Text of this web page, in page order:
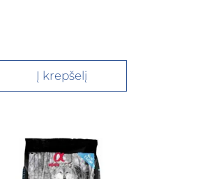
Į krepšelį